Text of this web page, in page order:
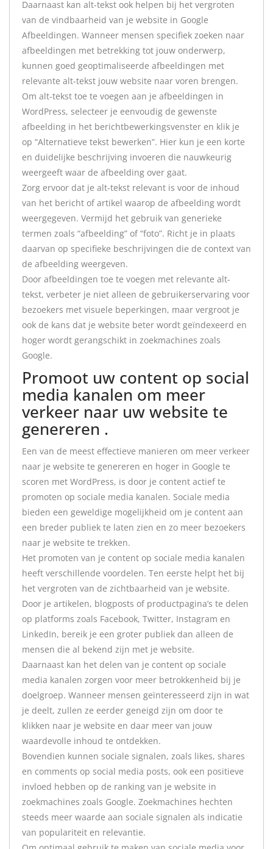
Daarnaast kan alt-tekst ook helpen bij het vergroten
van de vindbaarheid van je website in Google
Afbeeldingen. Wanneer mensen specifiek zoeken naar
afbeeldingen met betrekking tot jouw onderwerp,
kunnen goed geoptimaliseerde afbeeldingen met
relevante alt-tekst jouw website naar voren brengen.
Om alt-tekst toe te voegen aan je afbeeldingen in
WordPress, selecteer je eenvoudig de gewenste
afbeelding in het berichtbewerkingsvenster en klik je
op “Alternatieve tekst bewerken”. Hier kun je een korte
en duidelijke beschrijving invoeren die nauwkeurig
weergeeft waar de afbeelding over gaat.
Zorg ervoor dat je alt-tekst relevant is voor de inhoud
van het bericht of artikel waarop de afbeelding wordt
weergegeven. Vermijd het gebruik van generieke
termen zoals “afbeelding” of “foto”. Richt je in plaats
daarvan op specifieke beschrijvingen die de context van
de afbeelding weergeven.
Door afbeeldingen toe te voegen met relevante alt-
tekst, verbeter je niet alleen de gebruikerservaring voor
bezoekers met visuele beperkingen, maar vergroot je
ook de kans dat je website beter wordt geïndexeerd en
hoger wordt gerangschikt in zoekmachines zoals
Google.
Promoot uw content op social
media kanalen om meer
verkeer naar uw website te
genereren .
Een van de meest effectieve manieren om meer verkeer
naar je website te genereren en hoger in Google te
scoren met WordPress, is door je content actief te
promoten op sociale media kanalen. Sociale media
bieden een geweldige mogelijkheid om je content aan
een breder publiek te laten zien en zo meer bezoekers
naar je website te trekken.
Het promoten van je content op sociale media kanalen
heeft verschillende voordelen. Ten eerste helpt het bij
het vergroten van de zichtbaarheid van je website.
Door je artikelen, blogposts of productpagina’s te delen
op platforms zoals Facebook, Twitter, Instagram en
LinkedIn, bereik je een groter publiek dan alleen de
mensen die al bekend zijn met je website.
Daarnaast kan het delen van je content op sociale
media kanalen zorgen voor meer betrokkenheid bij je
doelgroep. Wanneer mensen geïnteresseerd zijn in wat
je deelt, zullen ze eerder geneigd zijn om door te
klikken naar je website en daar meer van jouw
waardevolle inhoud te ontdekken.
Bovendien kunnen sociale signalen, zoals likes, shares
en comments op social media posts, ook een positieve
invloed hebben op de ranking van je website in
zoekmachines zoals Google. Zoekmachines hechten
steeds meer waarde aan sociale signalen als indicatie
van populariteit en relevantie.